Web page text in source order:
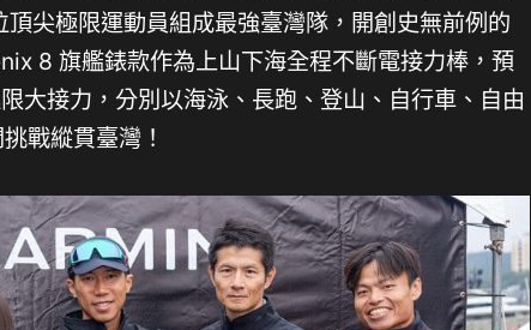
尖極限運動員組成最強臺灣隊，開創史無前例的
8 旗艦錶款作為上山下海全程不斷電接力棒，預
大接力，分別以海泳、長跑、登山、自行車、自由
戰縱貫臺灣！